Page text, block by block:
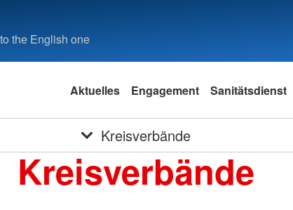
the English one
Aktuelles Engagement Sanitätsdienst
Kreisverbände
Kreisverbände